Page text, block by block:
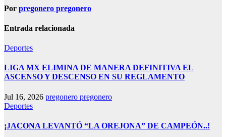
Por pregonero pregonero
Entrada relacionada
Deportes
LIGA MX ELIMINA DE MANERA DEFINITIVA EL
ASCENSO Y DESCENSO EN SU REGLAMENTO
Jul 16, 2026 pregonero pregonero
Deportes
¡JACONA LEVANTÓ “LA OREJONA” DE CAMPEÓN..!